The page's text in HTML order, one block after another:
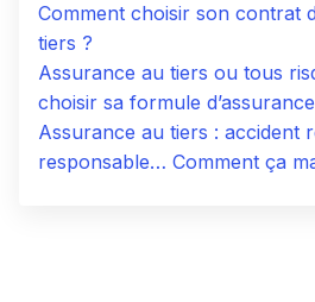
Comment choisir son contrat
tiers ?
Assurance au tiers ou tous
choisir sa formule
Assurance au tiers : accident
responsable… Comment ça